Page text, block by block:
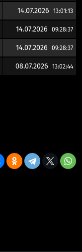
14.07.2026 13:01:13
14.07.2026 09:28:37
14.07.2026 09:28:37
08.07.2026 13:02:44